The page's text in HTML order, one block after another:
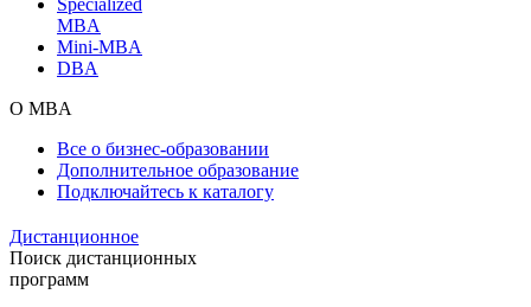
MBA
Mini-MBA
DBA
О MBA
Все о бизнес-образовании
Дополнительное образование
Подключайтесь к каталогу
Дистанционное
Поиск дистанционных
программ